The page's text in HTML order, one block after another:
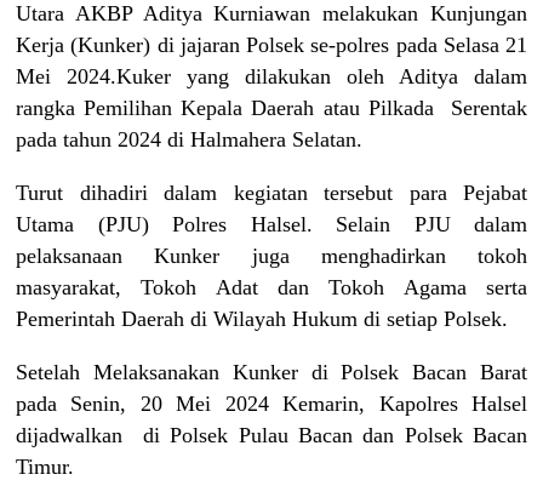
Utara AKBP Aditya Kurniawan melakukan Kunjungan
Kerja (Kunker) di jajaran Polsek se-polres pada Selasa 21
Mei 2024.Kuker yang dilakukan oleh Aditya dalam
rangka Pemilihan Kepala Daerah atau Pilkada Serentak
pada tahun 2024 di Halmahera Selatan.
Turut dihadiri dalam kegiatan tersebut para Pejabat
Utama (PJU) Polres Halsel. Selain PJU dalam
pelaksanaan Kunker juga menghadirkan tokoh
masyarakat, Tokoh Adat dan Tokoh Agama serta
Pemerintah Daerah di Wilayah Hukum di setiap Polsek.
Setelah Melaksanakan Kunker di Polsek Bacan Barat
pada Senin, 20 Mei 2024 Kemarin, Kapolres Halsel
dijadwalkan di Polsek Pulau Bacan dan Polsek Bacan
Timur.